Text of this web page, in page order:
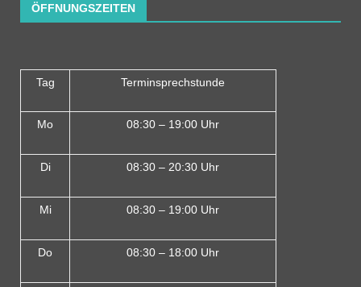
ÖFFNUNGSZEITEN
Tag Terminsprechstunde
Mo 08:30 – 19:00 Uhr
Di 08:30 – 20:30 Uhr
Mi 08:30 – 19:00 Uhr
Do 08:30 – 18:00 Uhr